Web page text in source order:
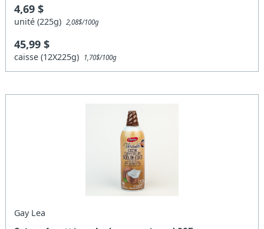
4,69 $
unité (225g)2,08$/100g
45,99 $
caisse (12X225g) 1,70$/100g
Gay Lea